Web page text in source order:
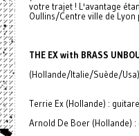
votre trajet ! L'avantage
Oullins/Centre ville de Lyon
THE EX with BRASS
(Hollande/Italie/Suède/Usa)
Terrie Ex (Hollande) :
Arnold De Boer (Hollande)